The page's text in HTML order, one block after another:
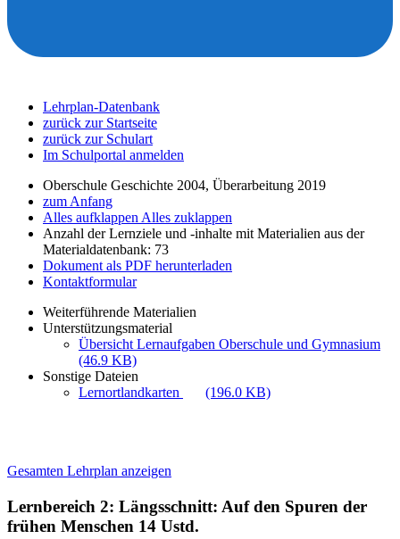
Lehrplan-Datenbank
zurück zur Startseite
zurück zur Schulart
Im Schulportal anmelden
Oberschule Geschichte 2004, Überarbeitung 2019
zum Anfang
Alles aufklappen Alles zuklappen
Anzahl der Lernziele und -inhalte mit Materialien aus der
Materialdatenbank: 73
Dokument als PDF herunterladen
Kontaktformular
Weiterführende Materialien
Unterstützungsmaterial
Übersicht Lernaufgaben Oberschule und Gymnasium
(46.9 KB)
Sonstige Dateien
Lernortlandkarten
(196.0 KB)
Gesamten Lehrplan anzeigen
Lernbereich 2: Längsschnitt: Auf den Spuren der
frühen Menschen 14 Ustd.